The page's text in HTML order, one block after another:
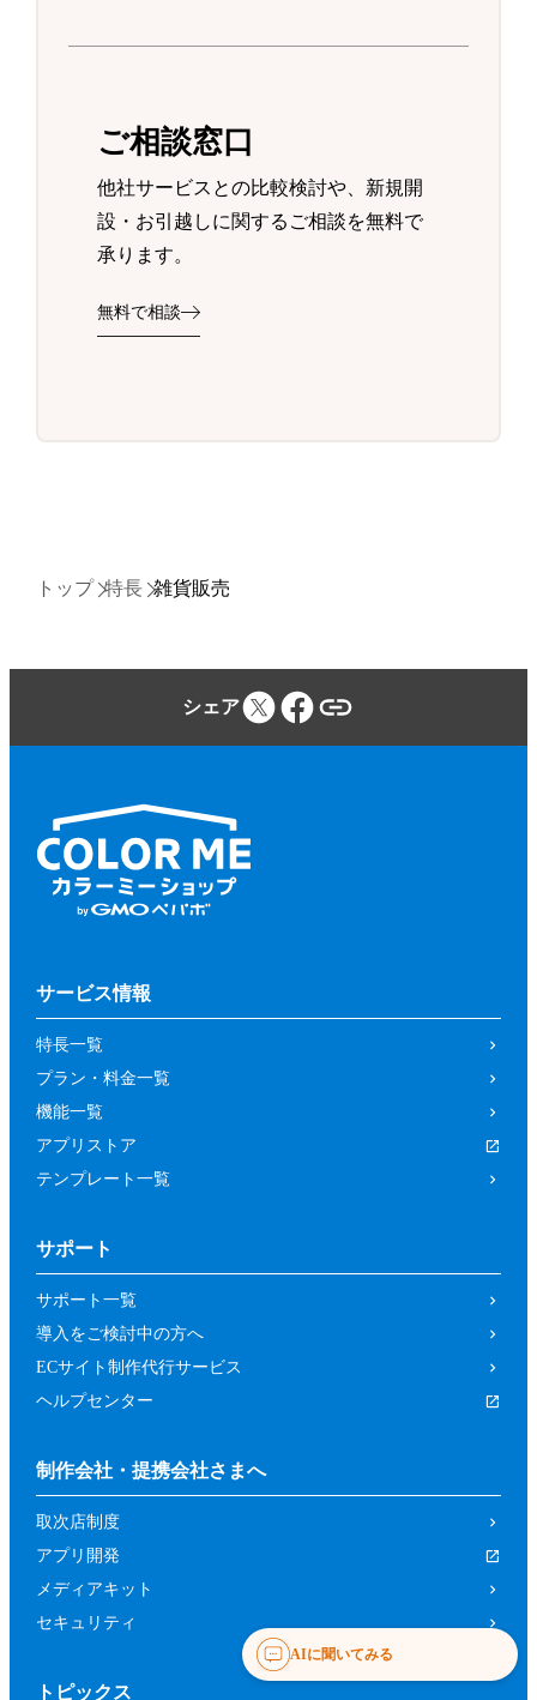
ご相談窓口
他社サービスとの比較検討や、新規開
設・お引越しに関するご相談を無料で
承ります。
無料で相談
トップ 特長 雑貨販売
シェア
サービス情報
特長一覧
プラン・料金一覧
機能一覧
アプリストア
テンプレート一覧
サポート
サポート一覧
導入をご検討中の方へ
ECサイト制作代行サービス
ヘルプセンター
制作会社・提携会社さまへ
取次店制度
アプリ開発
メディアキット
セキュリティ
トピックス
AIに聞いてみる